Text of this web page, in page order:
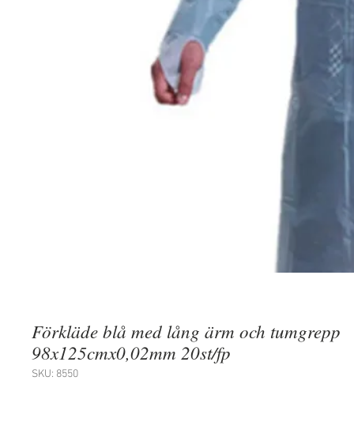
Förkläde blå med lång ärm och tumgrepp
98x125cmx0,02mm 20st/fp
SKU: 8550